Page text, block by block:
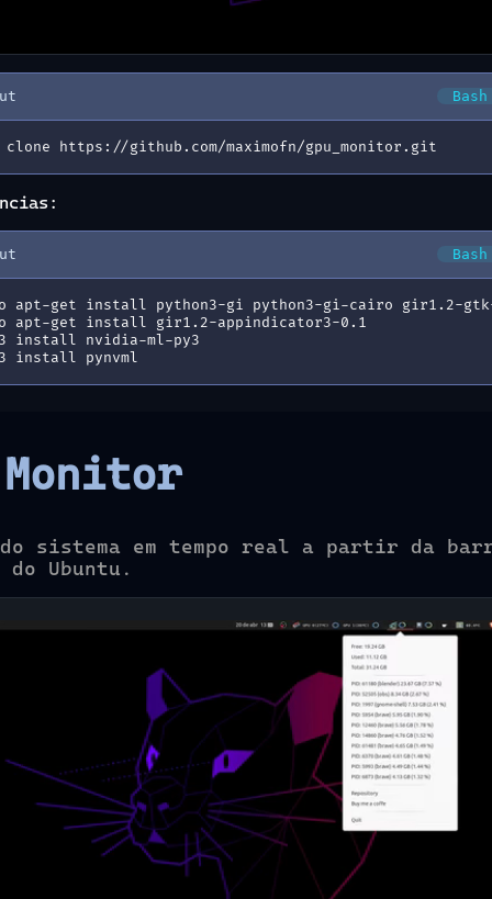
Bash
https://github.com/maximofn/gpu_monitor.git
Bash
apt-get install python3-gi python3-gi-cairo gir1.2-
apt-get install gir1.2-appindicator3-0.1
install nvidia-ml-py3
install pynvml
Monitor
do sistema em tempo real a partir da
Ubuntu.